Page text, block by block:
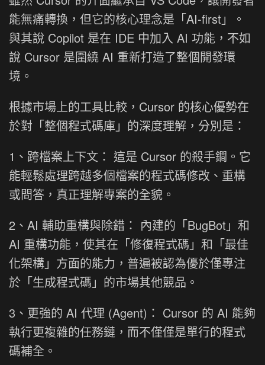
能無痛轉換，但它的核心理念是「AI-first」。
與其說 Copilot 是在 IDE 中加入 AI 功能，不如
說 Cursor 是圍繞 AI 重新打造了整個開發環
境。
根據市場上的工具比較，Cursor 的核心優勢在
於對「整個程式碼庫」的深度理解，分別是：
1、跨檔案上下文： 這是 Cursor 的殺手鐧。它
能輕鬆處理跨越多個檔案的程式碼修改、重構
或問答，真正理解專案的全貌。
2、AI 輔助重構與除錯： 內建的「BugBot」和
AI 重構功能，使其在「修復程式碼」和「最佳
化架構」方面的能力，普遍被認為優於僅專注
於「生成程式碼」的市場其他競品。
3、更強的 AI 代理 (Agent)： Cursor 的 AI 能夠
執行更複雜的任務鏈，而不僅僅是單行的程式
碼補全。